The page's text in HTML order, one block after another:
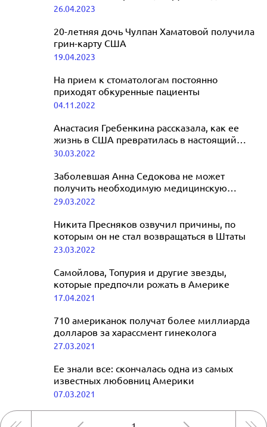
26.04.2023
20-летняя дочь Чулпан Хаматовой получила
грин-карту США
19.04.2023
На прием к стоматологам постоянно
приходят обкуренные пациенты
04.11.2022
Анастасия Гребенкина рассказала, как ее
жизнь в США превратилась в настоящий
кошмар
30.03.2022
Заболевшая Анна Седокова не может
получить необходимую медицинскую
помощь в США
29.03.2022
Никита Пресняков озвучил причины, по
которым он не стал возвращаться в Штаты
23.03.2022
Самойлова, Топурия и другие звезды,
которые предпочли рожать в Америке
17.04.2021
710 американок получат более миллиарда
долларов за харассмент гинеколога
27.03.2021
Ее знали все: скончалась одна из самых
известных любовниц Америки
07.03.2021